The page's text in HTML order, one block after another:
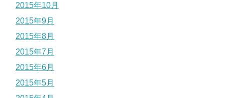
2015年10月
2015年9月
2015年8月
2015年7月
2015年6月
2015年5月